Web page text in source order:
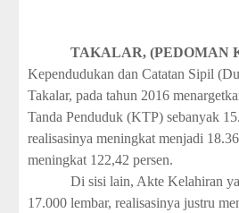
TAKALAR, (PEDOMAN
Kependudukan dan Catatan Sipil
Takalar, pada tahun 2016
Tanda Penduduk (KTP) sebanyak
realisasinya meningkat menjadi
meningkat 122,42 persen.
Di sisi lain, Akte Kelahiran
17.000 lembar, realisasinya justru